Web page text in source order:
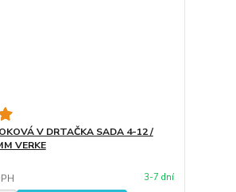
V DRTAČKA SADA 4-12 /
VERKE
3-7 dní